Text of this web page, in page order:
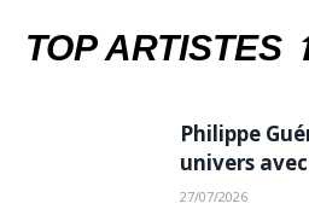
TOP ARTISTES
Philippe
univers
27/07/2026